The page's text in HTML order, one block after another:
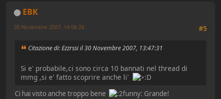
EBK
#5
30 Novembre 2007, 14:06:28
Citazione di: Ezzrssi il 30 Novembre 2007, 13:47:31
Si e' probabile,ci sono circa 10 bannati nel thread di
mmg ,si e' fatto scoprire anche li'
Ci hai visto anche troppo bene Grande!